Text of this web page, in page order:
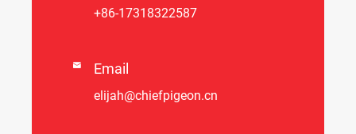
+86-17318322587
 Email
elijah@chiefpigeon.cn